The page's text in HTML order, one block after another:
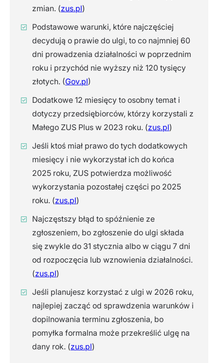
zmian. (zus.pl)
Podstawowe warunki, które najczęściej
decydują o prawie do ulgi, to co najmniej 60
dni prowadzenia działalności w poprzednim
roku i przychód nie wyższy niż 120 tysięcy
złotych. (Gov.pl)
Dodatkowe 12 miesięcy to osobny temat i
dotyczy przedsiębiorców, którzy korzystali z
Małego ZUS Plus w 2023 roku. (zus.pl)
Jeśli ktoś miał prawo do tych dodatkowych
miesięcy i nie wykorzystał ich do końca
2025 roku, ZUS potwierdza możliwość
wykorzystania pozostałej części po 2025
roku. (zus.pl)
Najczęstszy błąd to spóźnienie ze
zgłoszeniem, bo zgłoszenie do ulgi składa
się zwykle do 31 stycznia albo w ciągu 7 dni
od rozpoczęcia lub wznowienia działalności.
(zus.pl)
Jeśli planujesz korzystać z ulgi w 2026 roku,
najlepiej zacząć od sprawdzenia warunków i
dopilnowania terminu zgłoszenia, bo
pomyłka formalna może przekreślić ulgę na
dany rok. (zus.pl)